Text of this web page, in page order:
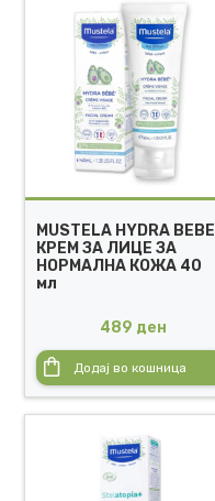
MUSTELA HYDRA BEBE
КРЕМ ЗА ЛИЦЕ ЗА
НОРМАЛНА КОЖА 40
мл
489 ден
Додај во кошница